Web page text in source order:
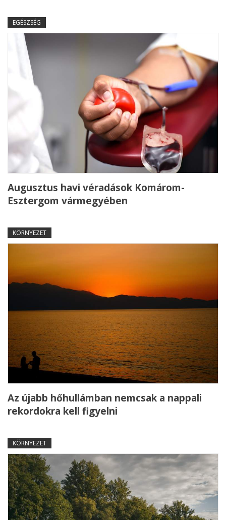
EGÉSZSÉG
Augusztus havi véradások Komárom-
Esztergom vármegyében
KÖRNYEZET
Az újabb hőhullámban nemcsak a nappali
rekordokra kell figyelni
KÖRNYEZET